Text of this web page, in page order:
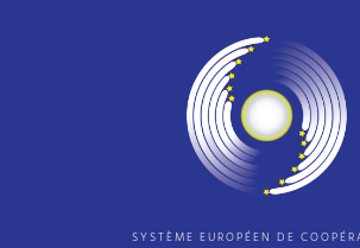
SYSTÈME EUROPÉEN DE